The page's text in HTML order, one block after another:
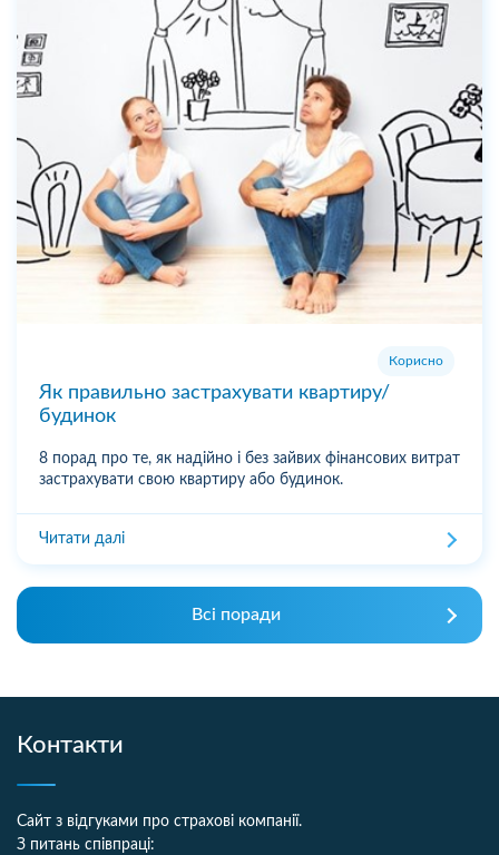
Корисно
Як правильно застрахувати квартиру/
будинок
8 порад про те, як надійно і без зайвих фінансових витрат
застрахувати свою квартиру або будинок.
Читати далі
Всі поради
Контакти
Сайт з відгуками про страхові компанії.
З питань співпраці: